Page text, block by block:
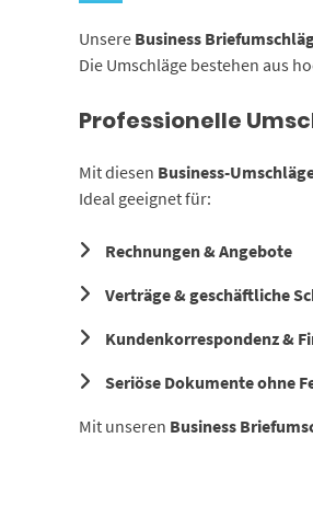
Unsere Business
Die Umschläge bestehen aus
Professionelle
Mit diesen Business-
Ideal geeignet für:
Rechnungen & Angebote
Verträge & geschäftliche
Kundenkorrespondenz &
Seriöse Dokumente ohne
Mit unseren Business